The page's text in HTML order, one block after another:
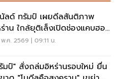
ลด์ ทรัมป์ เผยดีลสันติภาพ
าน ใกล้ยุติเล็งเปิดช่องแคบฮอร์
.ค. 2569 | 09:11 น.
มป์" สั่งถล่มอิหร่านรอบใหม่ ยื่น